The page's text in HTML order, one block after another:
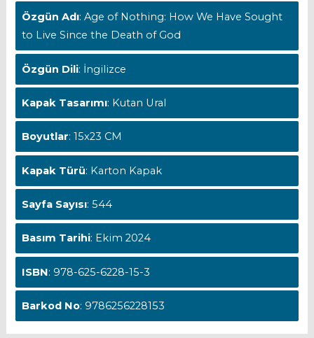
Özgün Adı: Age of Nothing: How We Have Sought
to Live Since the Death of God
Özgün Dili: İngilizce
Kapak Tasarımı: Kutan Ural
Boyutlar: 15x23 CM
Kapak Türü: Karton Kapak
Sayfa Sayısı: 544
Basım Tarihi: Ekim 2024
ISBN: 978-625-6228-15-3
Barkod No: 9786256228153